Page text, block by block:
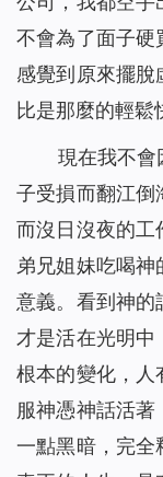
不會為了面子硬
感覺到原來擺
比是那麼的輕鬆
現在我不會
子受損而翻江倒
而沒日沒夜的工
弟兄姐妹吃喝
意義。看到神的
才是活在光明中
根本的變化，人
服神憑神話活
一點黑暗，完全